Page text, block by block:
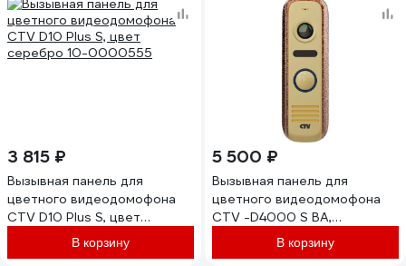
3 815 ₽
Вызывная панель для
цветного видеодомофона
CTV D10 Plus S, цвет
серебро 10-0000555
В корзину
5 500 ₽
Вызывная панель для
цветного видеодомофона
CTV -D4000 S BA,
встроенный блок
управления замком (БУЗ),
В корзину